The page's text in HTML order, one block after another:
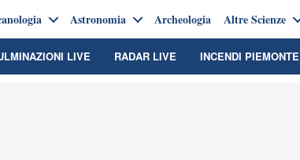
Astronomia Archeologia Altre Scienze
LIVE RADAR LIVE INCENDI PIEMONTE